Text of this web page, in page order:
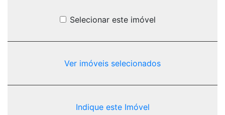
Selecionar este imóvel
Ver imóveis selecionados
Indique este Imóvel